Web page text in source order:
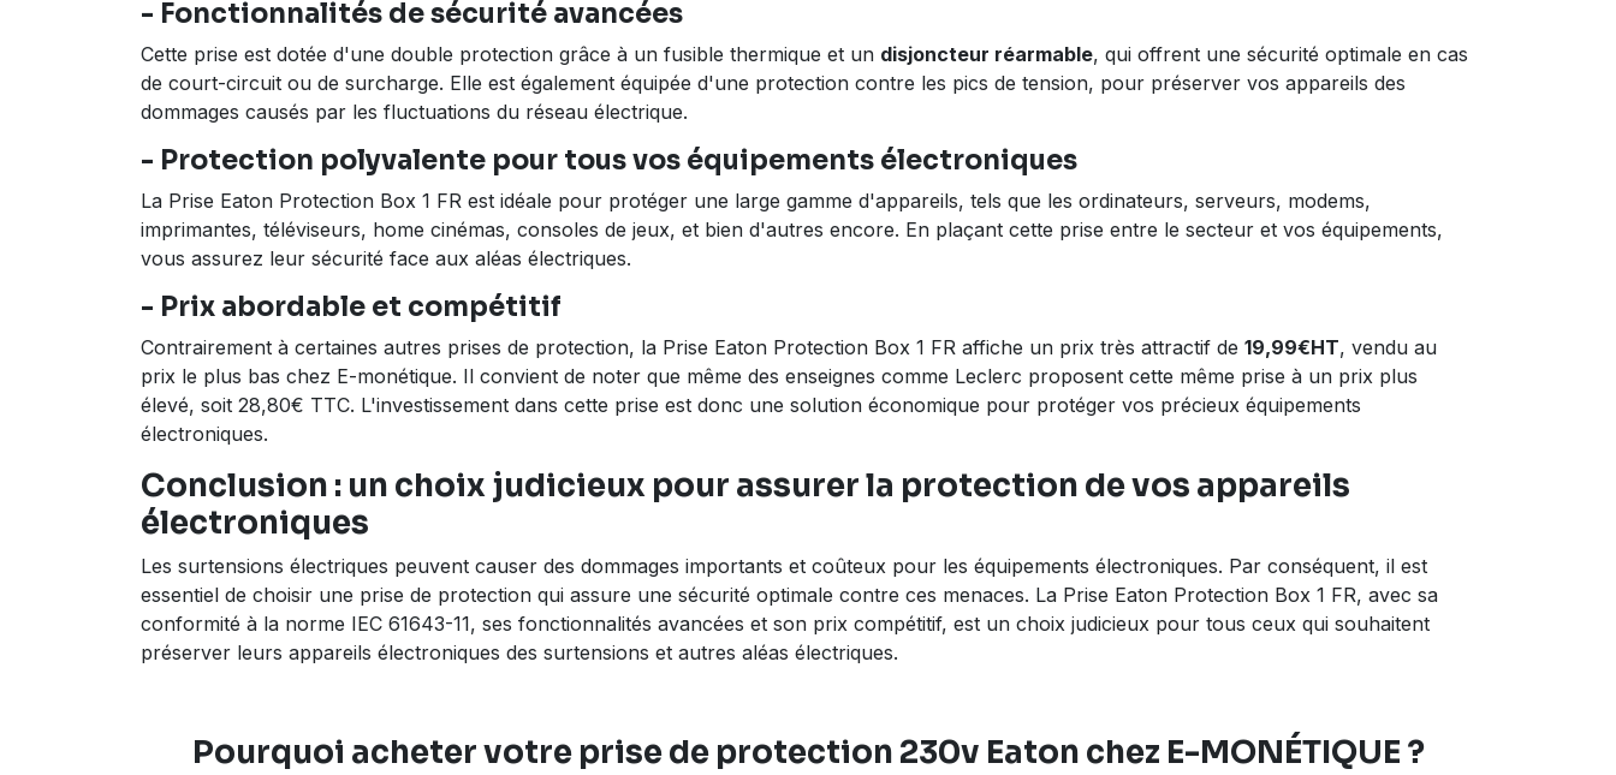
- Fonctionnalités de sécurité avancées
Cette prise est dotée d'une double protection grâce à un fusible thermique et un disjoncteur réarmable, qui offrent une sécurité optimale en cas
de court-circuit ou de surcharge. Elle est également équipée d'une protection contre les pics de tension, pour préserver vos appareils des
dommages causés par les fluctuations du réseau électrique.
- Protection polyvalente pour tous vos équipements électroniques
La Prise Eaton Protection Box 1 FR est idéale pour protéger une large gamme d'appareils, tels que les ordinateurs, serveurs, modems,
imprimantes, téléviseurs, home cinémas, consoles de jeux, et bien d'autres encore. En plaçant cette prise entre le secteur et vos équipements,
vous assurez leur sécurité face aux aléas électriques.
- Prix abordable et compétitif
Contrairement à certaines autres prises de protection, la Prise Eaton Protection Box 1 FR affiche un prix très attractif de 19,99€HT, vendu au
prix le plus bas chez E-monétique. Il convient de noter que même des enseignes comme Leclerc proposent cette même prise à un prix plus
élevé, soit 28,80€ TTC. L'investissement dans cette prise est donc une solution économique pour protéger vos précieux équipements
électroniques.
Conclusion : un choix judicieux pour assurer la protection de vos appareils
électroniques
Les surtensions électriques peuvent causer des dommages importants et coûteux pour les équipements électroniques. Par conséquent, il est
essentiel de choisir une prise de protection qui assure une sécurité optimale contre ces menaces. La Prise Eaton Protection Box 1 FR, avec sa
conformité à la norme IEC 61643-11, ses fonctionnalités avancées et son prix compétitif, est un choix judicieux pour tous ceux qui souhaitent
préserver leurs appareils électroniques des surtensions et autres aléas électriques.
Pourquoi acheter votre prise de protection 230v Eaton chez E-MONÉTIQUE ?